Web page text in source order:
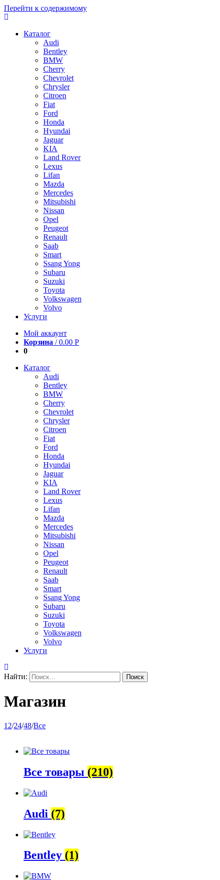
Перейти к содержимому
Каталог
Audi
Bentley
BMW
Cherry
Chevrolet
Chrysler
Citroen
Fiat
Ford
Honda
Hyundai
Jaguar
KIA
Land Rover
Lexus
Lifan
Mazda
Mercedes
Mitsubishi
Nissan
Opel
Peugeot
Renault
Saab
Smart
Ssang Yong
Subaru
Suzuki
Toyota
Volkswagen
Volvo
Услуги
Мой аккаунт
Корзина /0.00 Р
0
Каталог
Audi
Bentley
BMW
Cherry
Chevrolet
Chrysler
Citroen
Fiat
Ford
Honda
Hyundai
Jaguar
KIA
Land Rover
Lexus
Lifan
Mazda
Mercedes
Mitsubishi
Nissan
Opel
Peugeot
Renault
Saab
Smart
Ssang Yong
Subaru
Suzuki
Toyota
Volkswagen
Volvo
Услуги
Найти:
Магазин
12/24/48/Все
Все товары (210)
Audi (7)
Bentley (1)